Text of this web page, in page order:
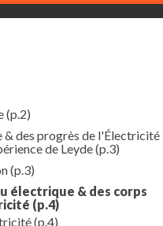
(p.2)
& des progrès de l'Électricité
de Leyde(p.3)
(p.3)
électrique & des corps
(p.4)
(p.4)